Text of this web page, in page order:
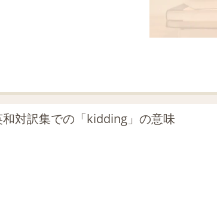
対訳集での「kidding」の意味